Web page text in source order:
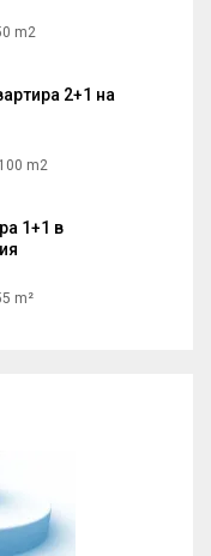
m2
2+1 на
m2
1+1 в
m²